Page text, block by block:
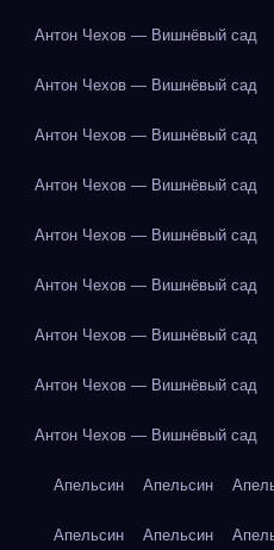
Антон Чехов — Вишнёвый сад
Антон Чехов — Вишнёвый сад
Антон Чехов — Вишнёвый сад
Антон Чехов — Вишнёвый сад
Антон Чехов — Вишнёвый сад
Антон Чехов — Вишнёвый сад
Антон Чехов — Вишнёвый сад
Антон Чехов — Вишнёвый сад
Антон Чехов — Вишнёвый сад
Апельсин Апельсин
Апельсин Апельсин